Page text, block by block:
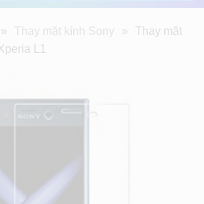
» Thay mặt kính Sony »
Thay mặt
L1